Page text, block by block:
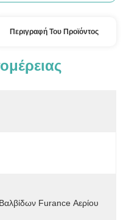
Περιγραφή Του Προϊόντος
Furance Αερίου